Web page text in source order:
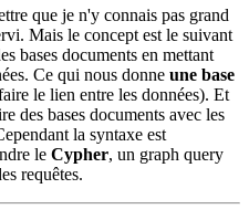
que je n'y connais pas grand
Mais le concept est le suivant
bases documents en mettant
Ce qui nous donne une base
le lien entre les données). Et
des bases documents avec les
la syntaxe est
le Cypher, un graph query
requêtes.